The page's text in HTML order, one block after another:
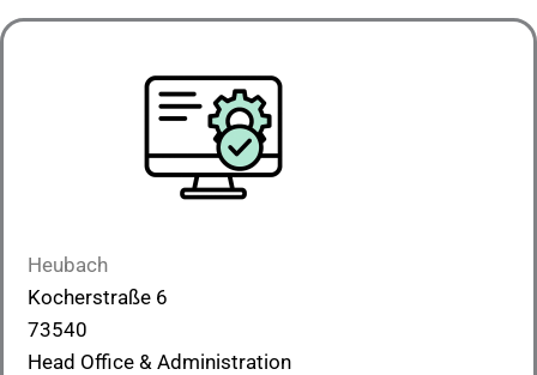
Heubach
Kocherstraße 6
73540
Head Office & Administration